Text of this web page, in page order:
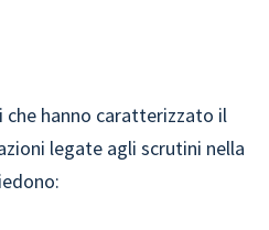
che hanno caratterizzato il
legate agli scrutini nella